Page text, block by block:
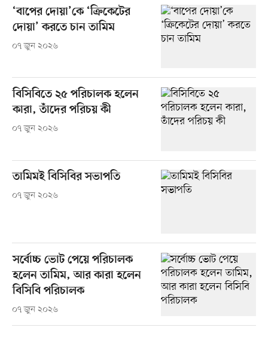
‘বাপের দোয়া’কে ‘ক্রিকেটের
দোয়া’ করতে চান তামিম
০৭ জুন ২০২৬
বিসিবিতে ২৫ পরিচালক হলেন
কারা, তাঁদের পরিচয় কী
০৭ জুন ২০২৬
তামিমই বিসিবির সভাপতি
০৭ জুন ২০২৬
সর্বোচ্চ ভোট পেয়ে পরিচালক
হলেন তামিম, আর কারা হলেন
বিসিবি পরিচালক
০৭ জুন ২০২৬